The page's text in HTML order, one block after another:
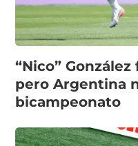
“Nico”
pero Argentina
bicampeonato